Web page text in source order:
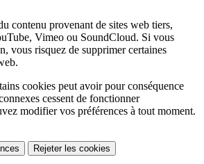
contenu provenant de sites web tiers,
Vimeo ou SoundCloud. Si vous
vous risquez de supprimer certaines
cookies peut avoir pour conséquence
cessent de fonctionner
modifier vos préférences à tout moment.
Rejeter les cookies